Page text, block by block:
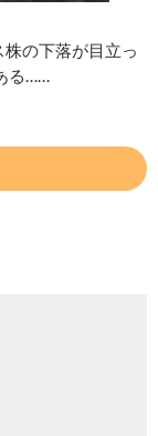
株の下落が目立っ
る……